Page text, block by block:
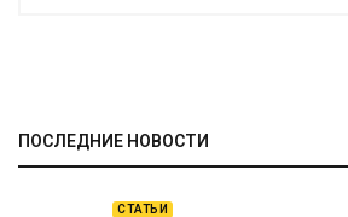
ПОСЛЕДНИЕ НОВОСТИ
СТАТЬИ